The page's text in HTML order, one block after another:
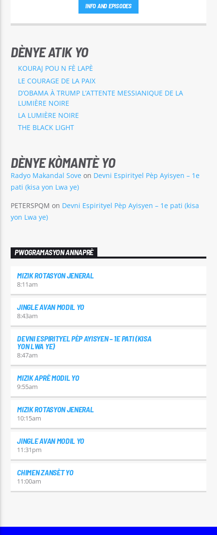
INFO AND EPISODES
DÈNYE ATIK YO
KOURAJ POU N FÈ LAPÈ
LE COURAGE DE LA PAIX
D’OBAMA À TRUMP L’ATTENTE MESSIANIQUE DE LA
LUMIÈRE NOIRE
LA LUMIÈRE NOIRE
THE BLACK LIGHT
DÈNYE KÒMANTÈ YO
Radyo Makandal Sove on Devni Espirityel Pèp Ayisyen – 1e
pati (kisa yon Lwa ye)
PETERSPQM on Devni Espirityel Pèp Ayisyen – 1e pati (kisa
yon Lwa ye)
PWOGRAMASYON ANNAPRÈ
MIZIK ROTASYON JENERAL
8:11am
JINGLE AVAN MODIL YO
8:43am
DEVNI ESPIRITYEL PÈP AYISYEN – 1E PATI (KISA
YON LWA YE)
8:47am
MIZIK APRÈ MODIL YO
9:55am
MIZIK ROTASYON JENERAL
10:15am
JINGLE AVAN MODIL YO
11:31pm
CHIMEN ZANSÈT YO
11:00am